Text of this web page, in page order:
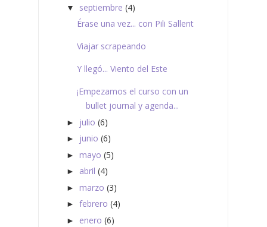
▼ septiembre (4)
Érase una vez... con Pili Sallent
Viajar scrapeando
Y llegó... Viento del Este
¡Empezamos el curso con un
bullet journal y agenda...
► julio (6)
► junio (6)
► mayo (5)
► abril (4)
► marzo (3)
► febrero (4)
► enero (6)